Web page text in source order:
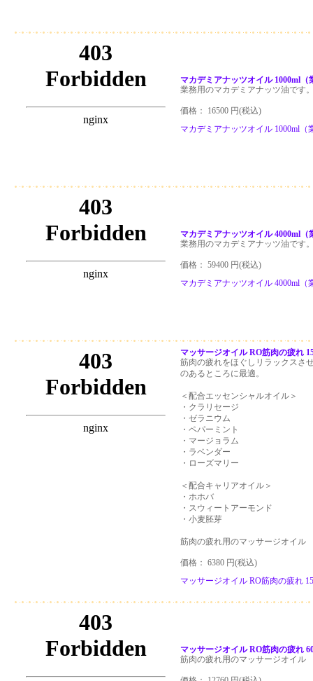
マカデミアナッツオイル 1000ml（
業務用のマカデミアナッツ油です
価格： 16500 円(税込)
マカデミアナッツオイル 1000ml（
マカデミアナッツオイル 4000ml（
業務用のマカデミアナッツ油です
価格： 59400 円(税込)
マカデミアナッツオイル 4000ml（
マッサージオイル RO筋肉の疲れ
筋肉の疲れをほぐしリラックスさ
のあるところに最適。
＜配合エッセンシャルオイル＞
・クラリセージ
・ゼラニウム
・ペパーミント
・マージョラム
・ラベンダー
・ローズマリー
＜配合キャリアオイル＞
・ホホバ
・スウィートアーモンド
・小麦胚芽
筋肉の疲れ用のマッサージオイル
価格： 6380 円(税込)
マッサージオイル RO筋肉の疲れ
マッサージオイル RO筋肉の疲れ
筋肉の疲れ用のマッサージオイル